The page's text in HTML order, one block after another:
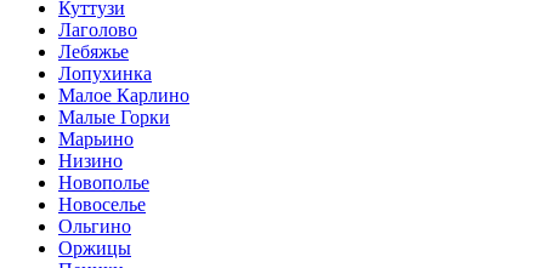
Куттузи
Лаголово
Лебяжье
Лопухинка
Малое Карлино
Малые Горки
Марьино
Низино
Новополье
Новоселье
Ольгино
Оржицы